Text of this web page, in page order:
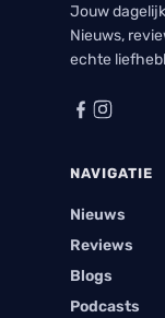
Jouw
Nieuws,
echte
NAVIGATIE
Nieuws
Reviews
Blogs
Podcasts